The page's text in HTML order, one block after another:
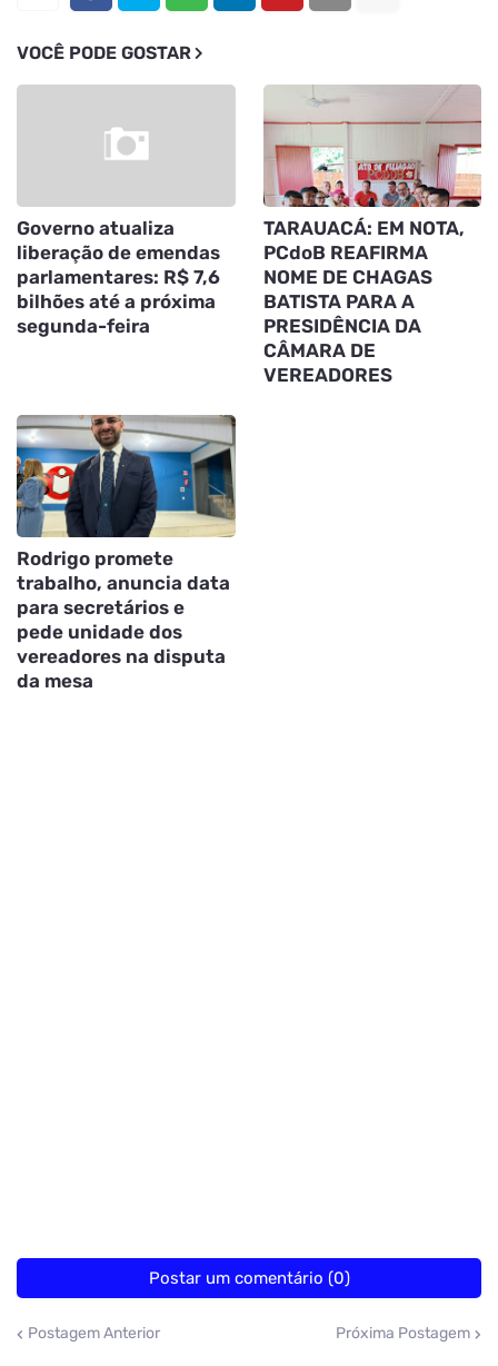
VOCÊ PODE GOSTAR
Governo atualiza
liberação de emendas
parlamentares: R$ 7,6
bilhões até a próxima
segunda-feira
TARAUACÁ: EM NOTA,
PCdoB REAFIRMA
NOME DE CHAGAS
BATISTA PARA A
PRESIDÊNCIA DA
CÂMARA DE
VEREADORES
Rodrigo promete
trabalho, anuncia data
para secretários e
pede unidade dos
vereadores na disputa
da mesa
Postar um comentário (0)
Postagem Anterior Próxima Postagem